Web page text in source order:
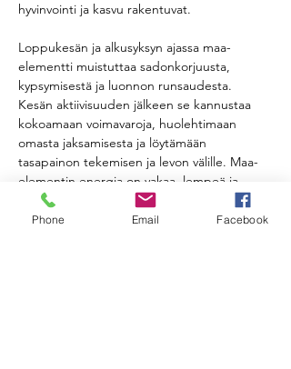
hyvinvointi ja kasvu rakentuvat.
Loppukesän ja alkusyksyn ajassa maa-
elementti muistuttaa sadonkorjuusta,
kypsymisestä ja luonnon runsaudesta.
Kesän aktiivisuuden jälkeen se kannustaa
kokoamaan voimavaroja, huolehtimaan
omasta jaksamisesta ja löytämään
tasapainon tekemisen ja levon välille. Maa-
elementin energia on vakaa, lempeä ja
kannatteleva – kuin lämmin maa jalkojen alla.
Phone Email Facebook